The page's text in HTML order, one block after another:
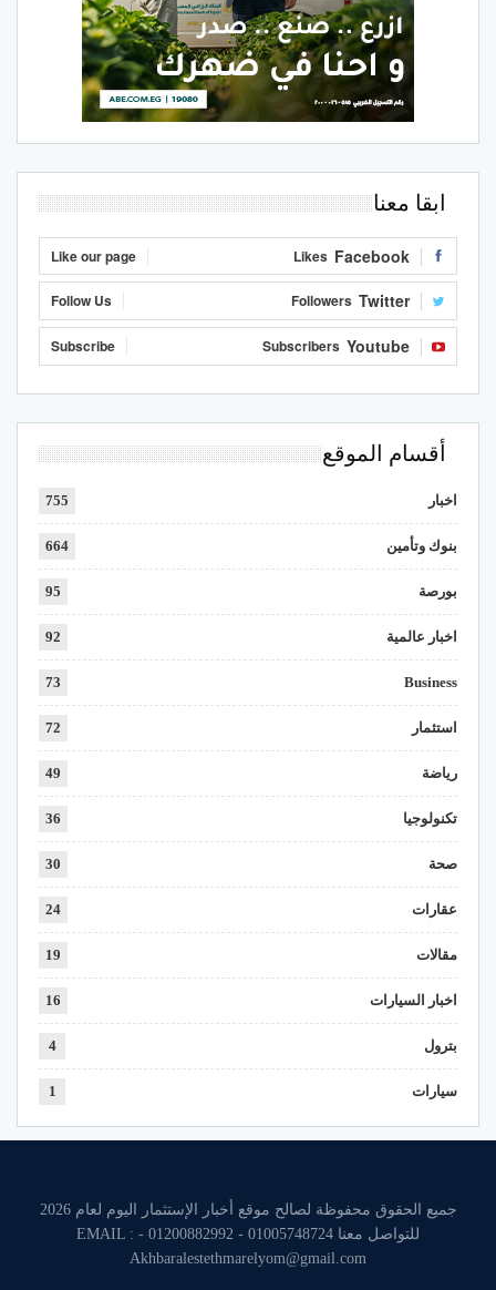
ابقا معنا
Facebook
Likes
Like our page
Twitter
Followers
Follow Us
Youtube
Subscribers
Subscribe
أقسام الموقع
اخبار 755
بنوك وتأمين 664
بورصة 95
اخبار عالمية 92
Business
73
استثمار 72
رياضة 49
تكنولوجيا 36
صحة 30
عقارات 24
مقالات 19
اخبار السيارات 16
بترول 4
سيارات 1
جميع الحقوق محفوظة لصالح موقع أخبار الإستثمار اليوم لعام 2026
للتواصل معنا 01005748724 - 01200882992 - EMAIL :
Akhbaralestethmarelyom@gmail.com